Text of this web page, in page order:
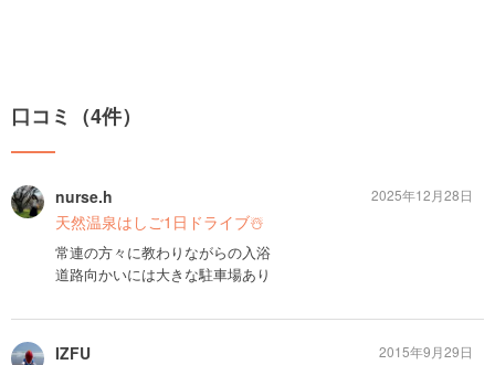
口コミ（4件）
nurse.h
天然温泉はしご1日ドライブ☃️
常連の方々に教わりながらの入浴
道路向かいには大きな駐車場あり
2025年12月28日
IZFU
2015年9月29日